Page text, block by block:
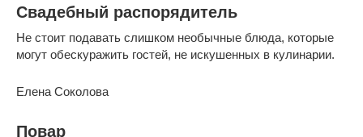
Свадебный распорядитель
Не стоит подавать слишком необычные блюда, которые
могут обескуражить гостей, не искушенных в кулинарии.
Елена Соколова
Повар